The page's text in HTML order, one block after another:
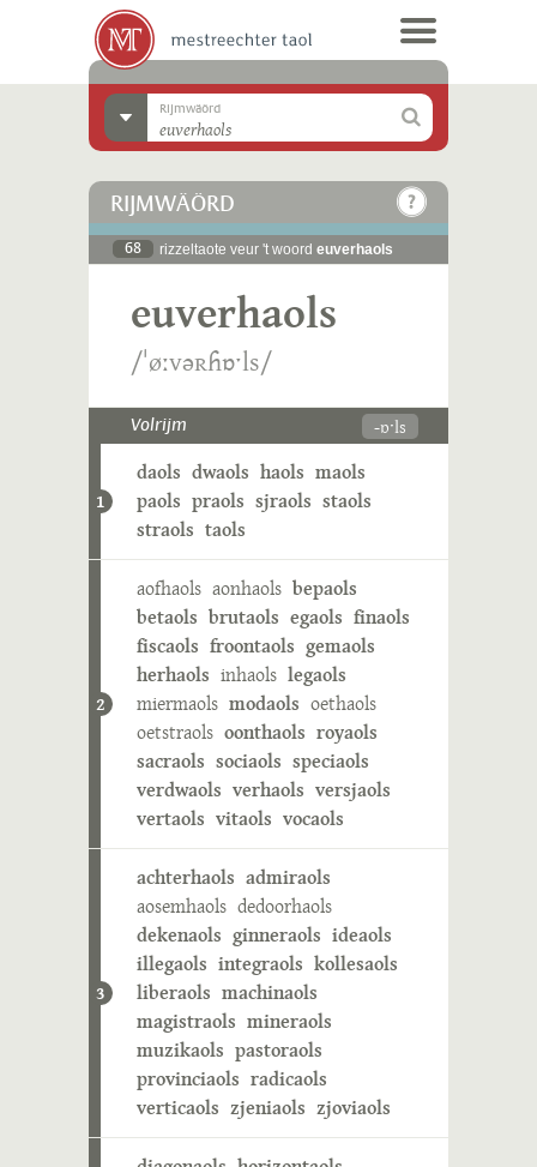
Rijmwäörd
RIJMWÄÖRD
68 rizzeltaote veur 't woord euverhaols
euverhaols
/ˈøːvəʀɦɒˑls/
Volrijm -ɒˑls
1
daols dwaols haols maols
paols praols sjraols staols
straols taols
2
aofhaols aonhaols bepaols
betaols brutaols egaols finaols
fiscaols froontaols gemaols
herhaols inhaols legaols
miermaols modaols oethaols
oetstraols oonthaols royaols
sacraols sociaols speciaols
verdwaols verhaols versjaols
vertaols vitaols vocaols
3
achterhaols admiraols
aosemhaols dedoorhaols
dekenaols ginneraols ideaols
illegaols integraols kollesaols
liberaols machinaols
magistraols mineraols
muzikaols pastoraols
provinciaols radicaols
verticaols zjeniaols zjoviaols